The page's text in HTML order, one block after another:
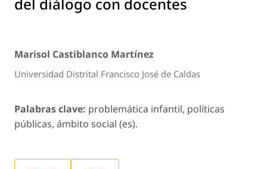
del diálogo con docentes
Marisol Castiblanco Martínez
Universidad Distrital Francisco José de Caldas
Palabras clave: problemática infantil, políticas
públicas, ámbito social (es).